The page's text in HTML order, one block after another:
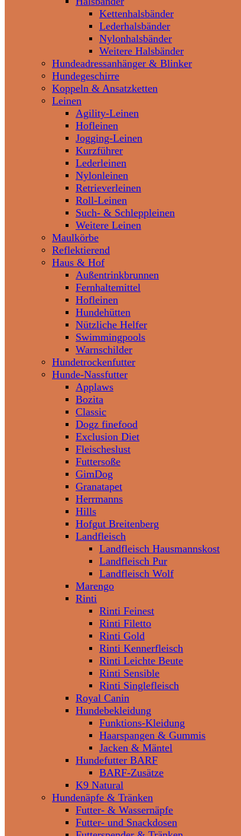
Kettenhalsbänder
Lederhalsbänder
Nylonhalsbänder
Weitere Halsbänder
Hundeadressanhänger & Blinker
Hundegeschirre
Koppeln & Ansatzketten
Leinen
Agility-Leinen
Hofleinen
Jogging-Leinen
Kurzführer
Lederleinen
Nylonleinen
Retrieverleinen
Roll-Leinen
Such- & Schleppleinen
Weitere Leinen
Maulkörbe
Reflektierend
Haus & Hof
Außentrinkbrunnen
Fernhaltemittel
Hofleinen
Hundehütten
Nützliche Helfer
Swimmingpools
Warnschilder
Hundetrockenfutter
Hunde-Nassfutter
Applaws
Bozita
Classic
Dogz finefood
Exclusion Diet
Fleischeslust
Futtersoße
GimDog
Granatapet
Herrmanns
Hills
Hofgut Breitenberg
Landfleisch
Landfleisch Hausmannskost
Landfleisch Pur
Landfleisch Wolf
Marengo
Rinti
Rinti Feinest
Rinti Filetto
Rinti Gold
Rinti Kennerfleisch
Rinti Leichte Beute
Rinti Sensible
Rinti Singlefleisch
Royal Canin
Hundebekleidung
Funktions-Kleidung
Haarspangen & Gummis
Jacken & Mäntel
Hundefutter BARF
BARF-Zusätze
K9 Natural
Hundenäpfe & Tränken
Futter- & Wassernäpfe
Futter- und Snackdosen